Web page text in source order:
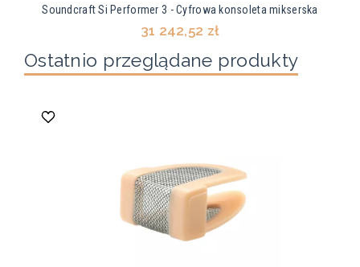
Soundcraft Si Performer 3 - Cyfrowa konsoleta mikserska
31 242,52 zł
Ostatnio przeglądane produkty